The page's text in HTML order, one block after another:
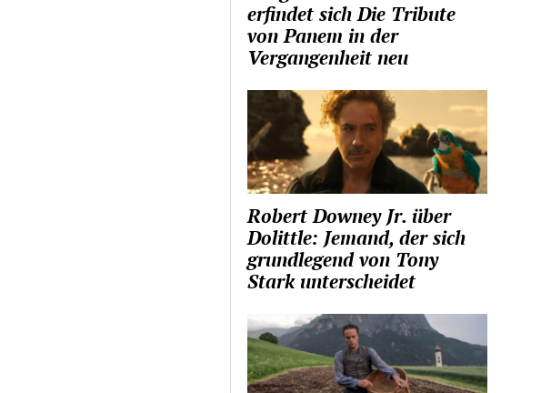
erfindet sich Die Tribute
von Panem in der
Vergangenheit neu
Robert Downey Jr. über
Dolittle: Jemand, der sich
grundlegend von Tony
Stark unterscheidet